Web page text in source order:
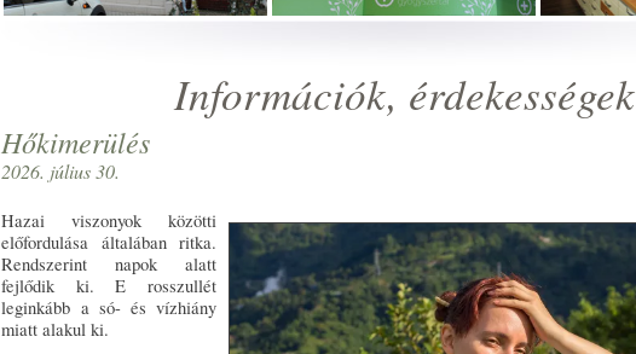
Információk, érdekességek
Hőkimerülés
2026. július 30.
Hazai viszonyok közötti
előfordulása általában ritka.
Rendszerint napok alatt
fejlődik ki. E rosszullét
leginkább a só- és vízhiány
miatt alakul ki.